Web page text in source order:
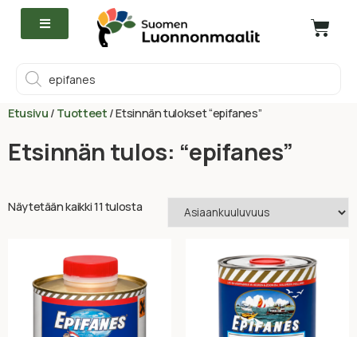
Etusivu / Tuotteet / Etsinnän tulokset “epifanes”
Etsinnän tulos: “epifanes”
Näytetään kaikki 11 tulosta